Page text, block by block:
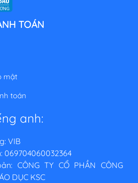
TOÁN
mật
toán
anh:
VIB
069704060032364
CÔNG TY CỔ PHẦN CÔNG
DỤC KSC